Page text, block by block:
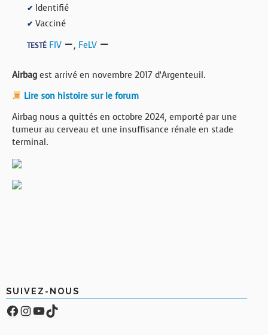
✔ Identifié
✔ Vacciné
TESTÉ FIV , FeLV
Airbag est arrivé en novembre 2017 d’Argenteuil.
Lire son histoire sur le forum
Airbag nous a quittés en octobre 2024, emporté par une
tumeur au cerveau et une insuffisance rénale en stade
terminal.
SUIVEZ-NOUS
Facebook
Compte Instagram
YouTube
TikTok